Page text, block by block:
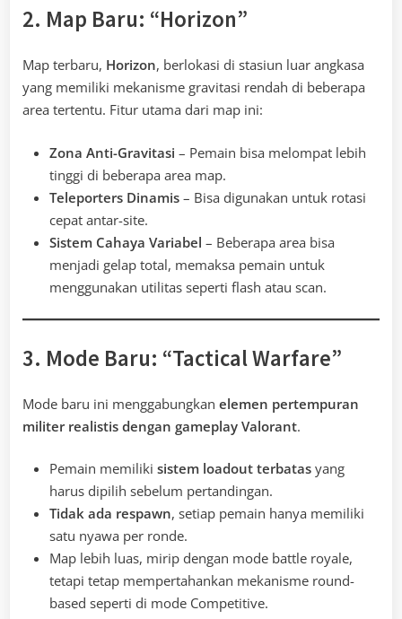
2. Map Baru: “Horizon”
Map terbaru, Horizon, berlokasi di stasiun luar angkasa
yang memiliki mekanisme gravitasi rendah di beberapa
area tertentu. Fitur utama dari map ini:
Zona Anti-Gravitasi – Pemain bisa melompat lebih
tinggi di beberapa area map.
Teleporters Dinamis – Bisa digunakan untuk rotasi
cepat antar-site.
Sistem Cahaya Variabel – Beberapa area bisa
menjadi gelap total, memaksa pemain untuk
menggunakan utilitas seperti flash atau scan.
3. Mode Baru: “Tactical Warfare”
Mode baru ini menggabungkan elemen pertempuran
militer realistis dengan gameplay Valorant.
Pemain memiliki sistem loadout terbatas yang
harus dipilih sebelum pertandingan.
Tidak ada respawn, setiap pemain hanya memiliki
satu nyawa per ronde.
Map lebih luas, mirip dengan mode battle royale,
tetapi tetap mempertahankan mekanisme round-
based seperti di mode Competitive.